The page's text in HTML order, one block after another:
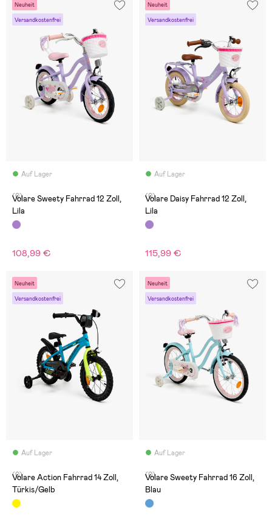
Neuheit
Versandkostenfrei
Auf Lager
(0)
Volare Sweety Fahrrad 12 Zoll,
Lila
108,99 €
Neuheit
Versandkostenfrei
Auf Lager
(0)
Volare Daisy Fahrrad 12 Zoll,
Lila
115,99 €
Neuheit
Versandkostenfrei
Auf Lager
(0)
Volare Action Fahrrad 14 Zoll,
Türkis/Gelb
Neuheit
Versandkostenfrei
Auf Lager
(0)
Volare Sweety Fahrrad 16 Zoll,
Blau